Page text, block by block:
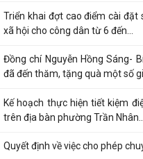
TIN MỚI
Kế hoạch Tuyên truyền “Chiến
tìm kiếm, quy tập và xác định...
Thực hiện Nghị quyết số 08-
hành Đảng bộ thành phố về
Phường Trần Nhân Tông tổ
Liệt sĩ
Triển khai đợt cao điểm cài đặt